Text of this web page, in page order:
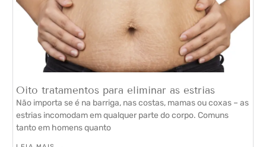
Oito tratamentos para eliminar as estrias
Não importa se é na barriga, nas costas, mamas ou coxas – as
estrias incomodam em qualquer parte do corpo. Comuns
tanto em homens quanto